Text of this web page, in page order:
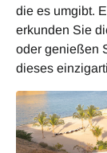
die es umgibt.
erkunden Sie
oder genießen
dieses